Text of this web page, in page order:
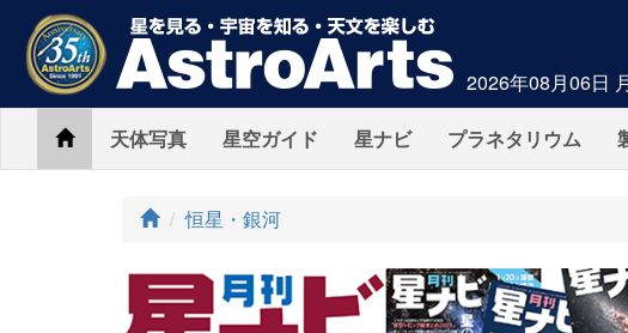
2026年08月06日
Home天体写真 星空ガイド 星ナビ プラネタリウム
ト
プ
恒星・銀河